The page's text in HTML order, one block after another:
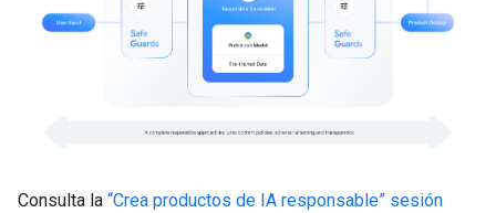
Consulta la “Crea productos de IA responsable” sesión